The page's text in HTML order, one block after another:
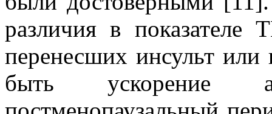
различия в
перенесших инсульт
быть ускорение